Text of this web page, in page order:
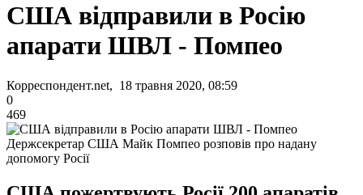
США відправили в Росію
апарати ШВЛ - Помпео
Корреспондент.net, 18 травня 2020, 08:59
0
469
Держсекретар США Майк Помпео розповів про надану
допомогу Росії